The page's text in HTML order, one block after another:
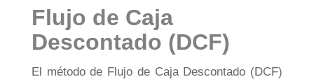
Flujo de Caja
Descontado (DCF)
El método de Flujo de Caja Descontado (DCF)